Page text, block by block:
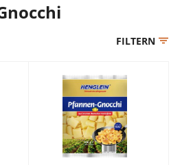
FILTERN